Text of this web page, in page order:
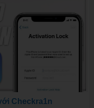
Checkra1n